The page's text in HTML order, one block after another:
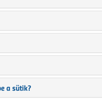
kötelezően előírt
most pedig a
a sütik?